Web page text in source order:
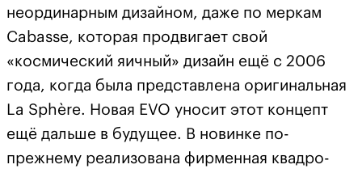
неординарным дизайном, даже по меркам
Cabasse, которая продвигает свой
«космический яичный» дизайн ещё с 2006
года, когда была представлена оригинальная
La Sphère. Новая EVO уносит этот концепт
ещё дальше в будущее. В новинке по-
прежнему реализована фирменная квадро-